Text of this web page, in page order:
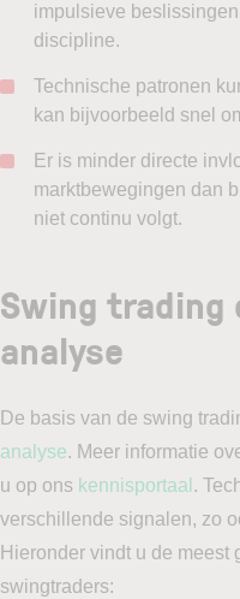
impulsieve
discipline.
Technische patronen
kan bijvoorbeeld snel
Er is minder directe
marktbewegingen dan
niet continu volgt.
Swing trading
analyse
De basis van de swing
analyse. Meer informatie
u op ons kennisportaal .
verschillende signalen, zo
Hieronder vindt u de meest
swingtraders: